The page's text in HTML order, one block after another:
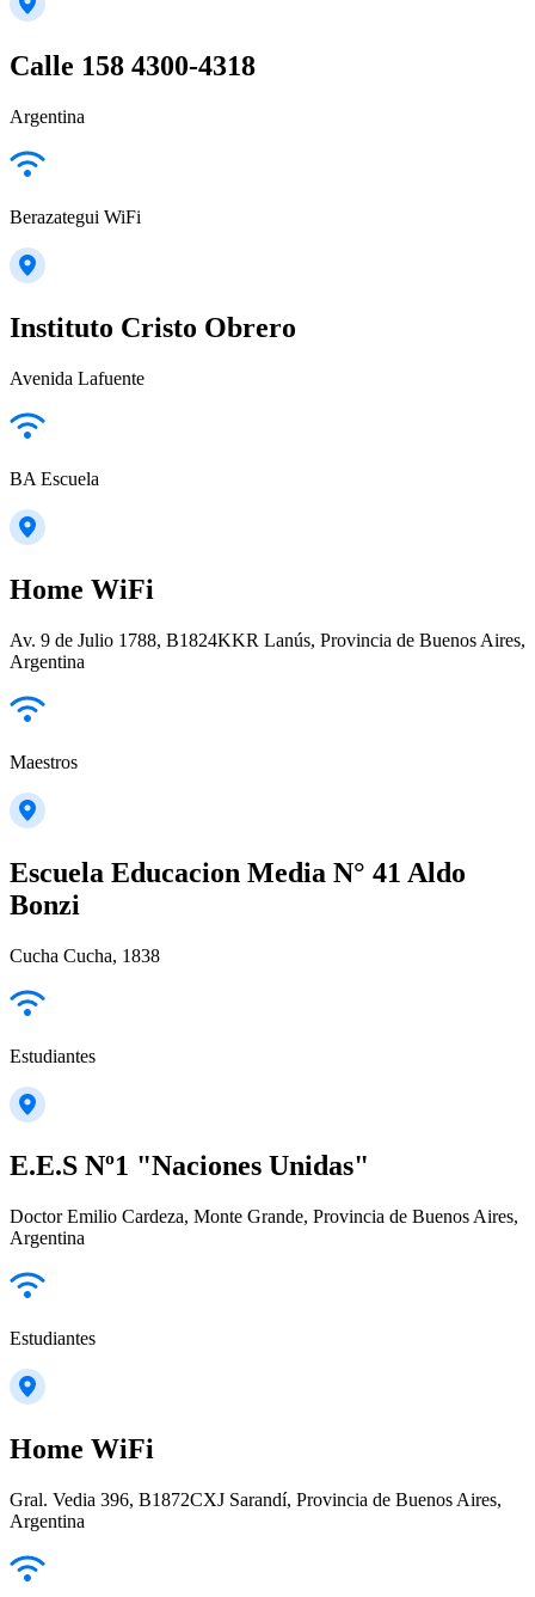
Calle 158 4300-4318
Argentina
Berazategui WiFi
Instituto Cristo Obrero
Avenida Lafuente
BA Escuela
Home WiFi
Av. 9 de Julio 1788, B1824KKR Lanús, Provincia de Buenos Aires,
Argentina
Maestros
Escuela Educacion Media N° 41 Aldo
Bonzi
Cucha Cucha, 1838
Estudiantes
E.E.S Nº1 "Naciones Unidas"
Doctor Emilio Cardeza, Monte Grande, Provincia de Buenos Aires,
Argentina
Estudiantes
Home WiFi
Gral. Vedia 396, B1872CXJ Sarandí, Provincia de Buenos Aires,
Argentina